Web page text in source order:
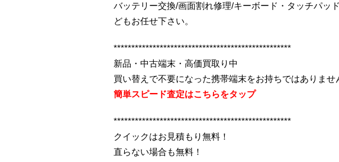
バッテリー交換/画面割れ修理/キーボード・タッチパッ
どもお任せ下さい。
**************************************************
新品・中古端末・高価買取り中
買い替えで不要になった携帯端末をお持ちではありませ
簡単スピード査定はこちらをタップ
**************************************************
クイックはお見積もり無料！
直らない場合も無料！